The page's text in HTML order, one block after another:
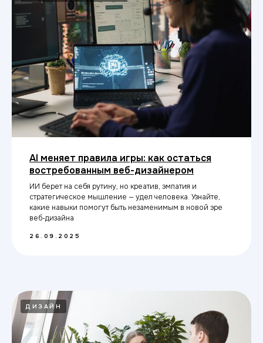
AI меняет правила игры: как остаться
востребованным веб-дизайнером
ИИ берет на себя рутину, но креатив, эмпатия и
стратегическое мышление — удел человека. Узнайте,
какие навыки помогут быть незаменимым в новой эре
веб-дизайна
26.09.2025
ДИЗАЙН
ИТ ТОП Университет
© 2026. Все права защищены
г. Новосибирск,
ул.Советская 64/1,оф. 309
Дизайн
Блог
Прикладная информатика
Министерство науки
и высшего образования РФ
просвещения РФ
Свяжитесь с нами